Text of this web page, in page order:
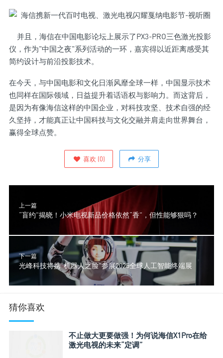
并且，海信在中国电影论坛上展示了PX3-PRO三色激光投影
仪，作为"中国之夜"系列活动的一环，嘉宾得以近距离感受其
简约设计与前沿投影技术。
在今天，与中国电影和文化日渐风靡全球一样，中国显示技术
也同样在国际领域，日益提升着话语权与影响力。而这背后，
是因为有像海信这样的中国企业，对科技攻坚、技术自强的经
久坚持，才能真正让中国科技与文化交融并肩走向世界舞台，
赢得全球点赞。
喜欢 (0) 分享
上一篇
​​“盲约”揭晓！小米电视新品价格依然“香”，但性能够狠吗？​
下一篇
光峰科技将携“机器人之脸”参展2025全球人工智能终端展
猜你喜欢
不止做大更要做强！为何说海信X1Pro在给
激光电视的未来“定调”